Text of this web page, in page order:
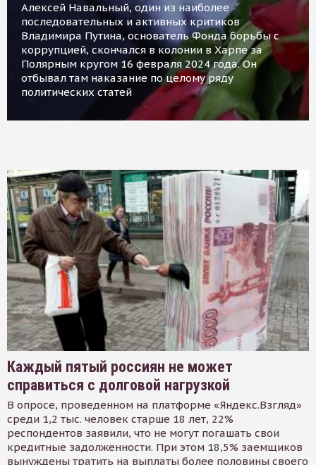
Алексей Навальный, один из наиболее
последовательных и активных критиков
Владимира Путина, основатель Фонда борьбы с
коррупцией, скончался в колонии в Харпе за
Полярным кругом 16 февраля 2024 года. Он
отбывал там наказание по целому ряду
политических статей
Каждый пятый россиян не может
справиться с долговой нагрузкой
В опросе, проведенном на платформе «Яндекс.Взгляд»
среди 1,2 тыс. человек старше 18 лет, 22%
респондентов заявили, что не могут погашать свои
кредитные задолженности. При этом 18,5% заемщиков
вынуждены тратить на выплаты более половины своего